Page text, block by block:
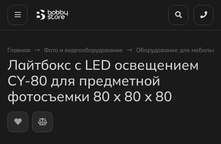
Главная Фото и видеооборудование Оборудование для
Лайтбокс с LED освещением
CY-80 для предметной
фотосъемки 80 х 80 х 80